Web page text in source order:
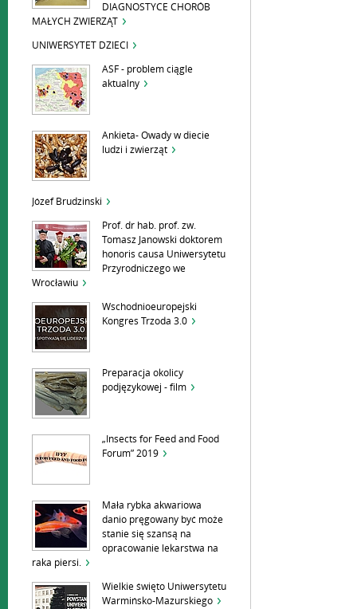
DIAGNOSTYCE CHORÓB
MAŁYCH ZWIERZĄT
UNIWERSYTET DZIECI
ASF - problem ciągle
aktualny
Ankieta- Owady w diecie
ludzi i zwierząt
Józef Brudzinski
Prof. dr hab. prof. zw.
Tomasz Janowski doktorem
honoris causa Uniwersytetu
Przyrodniczego we
Wrocławiu
Wschodnioeuropejski
Kongres Trzoda 3.0
Preparacja okolicy
podjęzykowej - film
„Insects for Feed and Food
Forum” 2019
Mała rybka akwariowa
danio pręgowany być może
stanie się szansą na
opracowanie lekarstwa na
raka piersi.
Wielkie święto Uniwersytetu
Warmińsko-Mazurskiego